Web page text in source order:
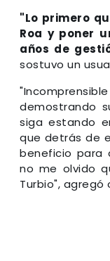
"Lo primero
Roa y poner
años de
sostuvo un
demostrando
siga estando
que detrás de
beneficio para
no me olvido
Turbio",